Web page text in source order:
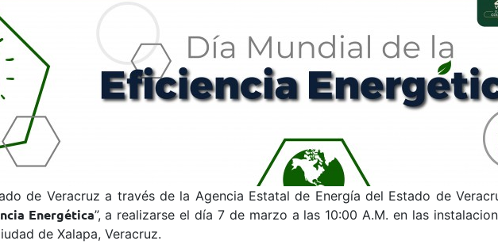
de Veracruz a través de la Agencia Estatal de Energía del Estado de
Energética”, a realizarse el día 7 de marzo a las 10:00 A.M. en las
de Xalapa, Veracruz.